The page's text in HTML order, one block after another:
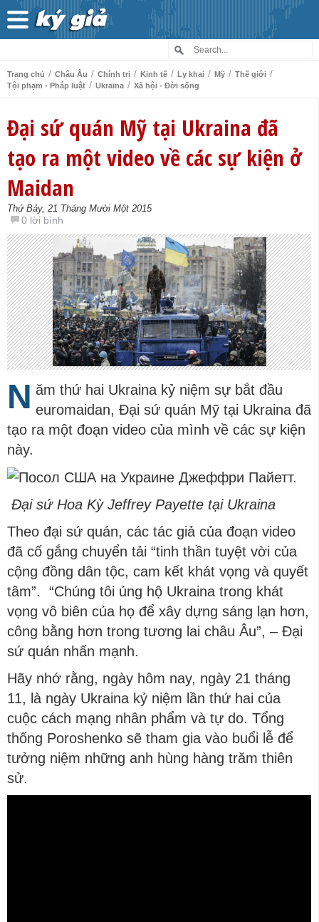
Trang chủ / Châu Âu / Chính trị / Kinh tế / Ly khai / Mỹ / Thế giới /
Tội phạm - Pháp luật / Ukraina / Xã hội - Đời sống
Đại sứ quán Mỹ tại Ukraina đã
tạo ra một video về các sự kiện ở
Maidan
Thứ Bảy, 21 Tháng Mười Một 2015
0 lời bình
N ăm thứ hai Ukraina kỷ niệm sự bắt đầu
euromaidan, Đại sứ quán Mỹ tại Ukraina đã
tạo ra một đoạn video của mình về các sự kiện
này.
Đại sứ Hoa Kỳ Jeffrey Payette tại Ukraina
Theo đại sứ quán, các tác giả của đoạn video
đã cố gắng chuyển tải “tinh thần tuyệt vời của
cộng đồng dân tộc, cam kết khát vọng và quyết
tâm”. “Chúng tôi ủng hộ Ukraina trong khát
vọng vô biên của họ để xây dựng sáng lạn hơn,
công bằng hơn trong tương lai châu Âu”, – Đại
sứ quán nhấn mạnh.
Hãy nhớ rằng, ngày hôm nay, ngày 21 tháng
11, là ngày Ukraina kỷ niệm lần thứ hai của
cuộc cách mạng nhân phẩm và tự do. Tổng
thống Poroshenko sẽ tham gia vào buổi lễ để
tưởng niệm những anh hùng hàng trăm thiên
sử.